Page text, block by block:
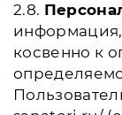
2.8.
косвенно к